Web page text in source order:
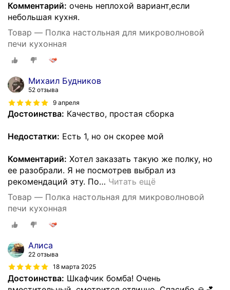
Комментарий: очень неплохой вариант,если
небольшая кухня.
Товар — Полка настольная для микроволновой
печи кухонная
Михаил Будников
52 отзыва
9 апреля
Достоинства: Качество, простая сборка
Недостатки: Есть 1, но он скорее мой
Комментарий: Хотел заказать такую же полку, но
ее разобрали. Я не посмотрев выбрал из
рекомендаций эту. По… Читать ещё
Товар — Полка настольная для микроволновой
печи кухонная
Алиса
22 отзыва
18 марта 2025
Достоинства: Шкафчик бомба! Очень